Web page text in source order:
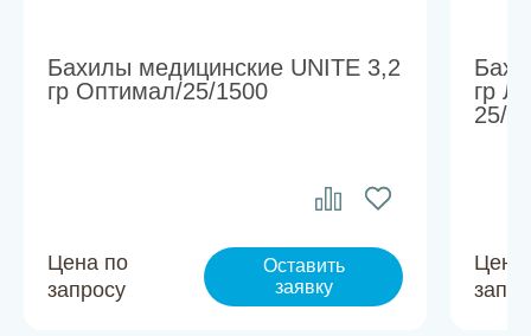
Бахилы медицинские UNITE 3,2
гр Оптимал/25/1500
Цена по
запросу
Оставить
заявку
гр
25/
Цена